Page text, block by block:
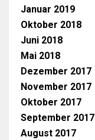
Januar 2019
Oktober 2018
Juni 2018
Mai 2018
Dezember 2017
November 2017
Oktober 2017
September 2017
August 2017